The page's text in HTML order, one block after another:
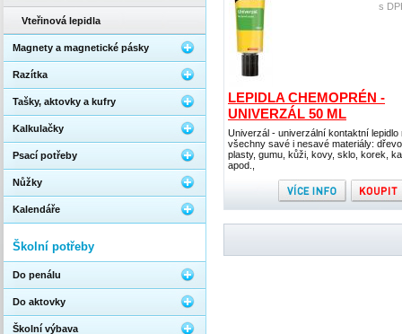
LEPIDLA CHEMOPRÉN -
UNIVERZÁL 50 ML
Univerzál - univerzální kontaktní lepidlo
všechny savé i nesavé materiály:
plasty, gumu, kůži, kovy, sklo, korek,
apod.,
s
Vteřinová lepidla
Magnety a magnetické pásky
Razítka
Tašky, aktovky a kufry
Kalkulačky
Psací potřeby
Nůžky
Kalendáře
Školní potřeby
Do penálu
Do aktovky
Školní výbava